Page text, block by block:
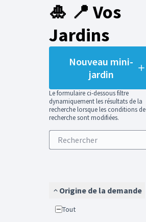
🎍 📍 Vos
Jardins
Nouveau mini-
jardin
Le formulaire ci-dessous filtre
dynamiquement les résultats de la
recherche lorsque les conditions de
recherche sont modifiées.
Origine de la demande
Tout